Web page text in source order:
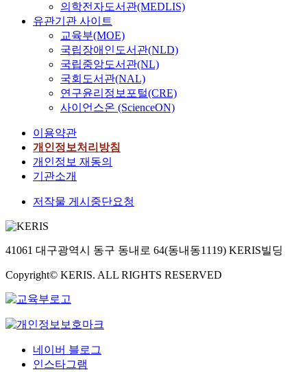
의학전자도서관(MEDLIS)
유관기관 사이트
교육부(MOE)
국립장애인도서관(NLD)
국립중앙도서관(NL)
국회도서관(NAL)
연구윤리정보포털(CRE)
사이언스온 (ScienceON)
이용약관
개인정보처리방침
개인정보 재동의
기관소개
저작물 게시중단요청
41061 대구광역시 동구 동내로 64(동내동1119) KERIS빌딩
Copyright© KERIS. ALL RIGHTS RESERVED
네이버 블로그
인스타그램